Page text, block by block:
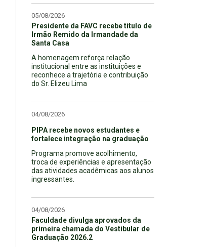
05/08/2026
Presidente da FAVC recebe título de
Irmão Remido da Irmandade da
Santa Casa
A homenagem reforça relação
institucional entre as instituições e
reconhece a trajetória e contribuição
do Sr. Elizeu Lima
04/08/2026
PIPA recebe novos estudantes e
fortalece integração na graduação
Programa promove acolhimento,
troca de experiências e apresentação
das atividades acadêmicas aos alunos
ingressantes.
04/08/2026
Faculdade divulga aprovados da
primeira chamada do Vestibular de
Graduação 2026.2